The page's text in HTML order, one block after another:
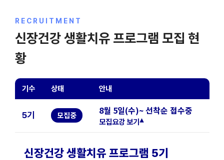
RECRUITMENT
신장건강 생활치유 프로그램 모집 현
황
기수 상태 안내
5기 모집중 8월 5일(수)~ 선착순 접수중
모집요강 보기▾
신장건강 생활치유 프로그램 5기